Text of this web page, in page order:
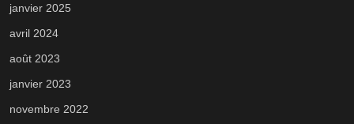
janvier 2025
avril 2024
août 2023
janvier 2023
novembre 2022